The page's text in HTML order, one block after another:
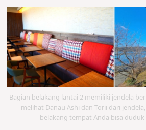
Bagian belakang lantai 2 memiliki jendela
melihat Danau Ashi dan Torii dari
belakang tempat Anda bisa